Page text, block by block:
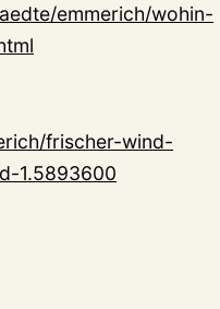
emmerich/wohin-
frischer-wind-
1.5893600